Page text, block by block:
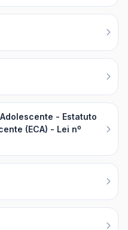
- Estatuto
(ECA) - Lei nº